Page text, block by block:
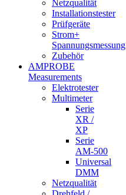
Netzqualität
Installationstester
Prüfgeräte
Strom+
Spannungsmessung
Zubehör
AMPROBE
Measurements
Elektrotester
Multimeter
Serie
XR /
XP
Serie
AM-500
Universal
DMM
Netzqualität